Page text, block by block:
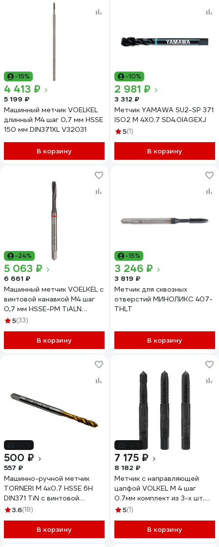
-15%
4 413 ₽
5 199 ₽
Машинный метчик VOELKEL
длинный М4 шаг 0,7 мм HSSE
150 мм DIN371XL V32031
В корзину
-10%
2 981 ₽
3 312 ₽
Метчик YAMAWA SU2-SP 371
ISO2 M 4X0.7 SD4.0IAGEXJ
5(1)
В корзину
-24%
5 063 ₽
6 661 ₽
Машинный метчик VOELKEL с
винтовой канавкой М4 шаг
0,7 мм HSSE-PM TiALN
DIN371 V36172
5(33)
В корзину
-15%
3 246 ₽
3 819 ₽
Метчик для сквозных
отверстий МИНОЛИКС 407-
THLT
В корзину
500 ₽
557 ₽
Машинно-ручной метчик
TORNERI М 4х0.7 HSSE 6H
DIN371 TiN с винтовой
канавкой для глухих
3.6(18)
В корзину
7 175 ₽
8 182 ₽
Метчик с направляющей
цапфой VOLKEL М 4 шаг
0.7мм комплект из 3-х шт.
DIN352 HSSE-VAP V57730
5(1)
В корзину